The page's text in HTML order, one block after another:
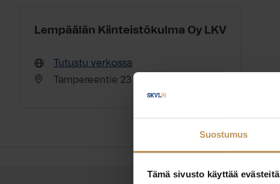
Suostumus
Tämä sivusto käyttää evästeitä
Lempäälän Kiinteistökulma Oy LKV
Tutustu verkossa
Tampereentie 23 37500 Lempäälä